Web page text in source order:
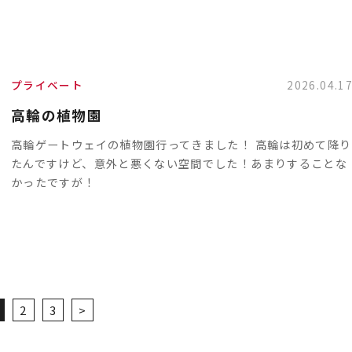
プライベート 2026.04.17
高輪の植物園
高輪ゲートウェイの植物園行ってきました！ 高輪は初めて降り
たんですけど、意外と悪くない空間でした！あまりすることな
かったですが！
2 3 >